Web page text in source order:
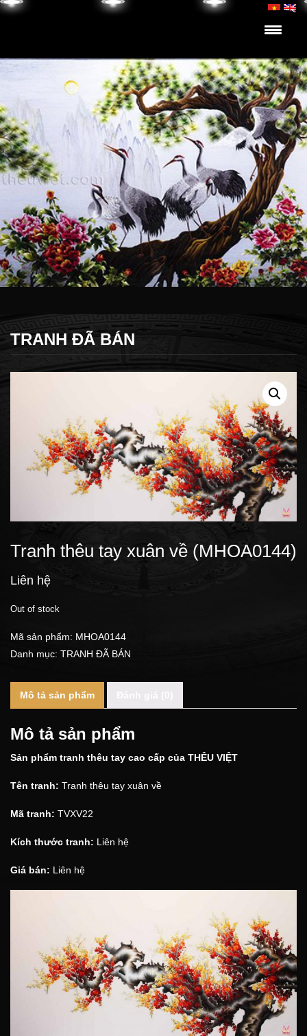
Skip to content
TRANH ĐÃ BÁN
Tranh thêu tay xuân về (MHOA0144)
Liên hệ
Out of stock
Mã sản phẩm: MHOA0144
Danh mục: TRANH ĐÃ BÁN
Mô tả sản phẩm
Mô tả sản phẩm
Sản phẩm tranh thêu tay cao cấp của THÊU VIỆT
Tên tranh: Tranh thêu tay xuân về
Mã tranh: TVXV22
Kích thước tranh: Liên hệ
Giá bán: Liên hệ